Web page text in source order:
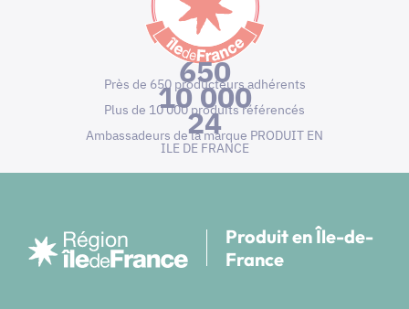
650
Près de 650 producteurs adhérents
10 000
Plus de 10 000 produits référencés
24
Ambassadeurs de la marque PRODUIT EN
ILE DE FRANCE
Produit en Île-de-
France